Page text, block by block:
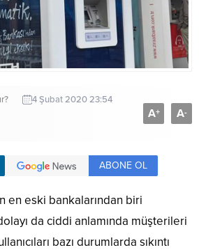
4 Şubat 2020 23:54
A+ A-
ABONE OL
en eski bankalarından biri
da ciddi anlamında müşterileri
bazı durumlarda sıkıntı